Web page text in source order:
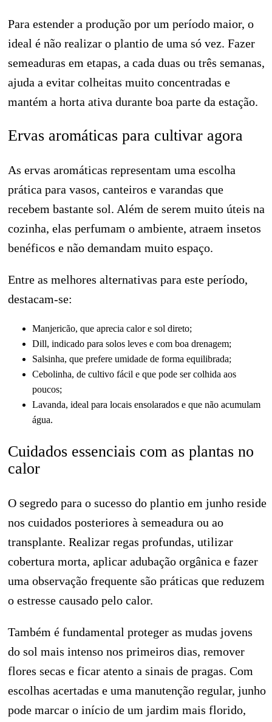
Para estender a produção por um período maior, o
ideal é não realizar o plantio de uma só vez. Fazer
semeaduras em etapas, a cada duas ou três semanas,
ajuda a evitar colheitas muito concentradas e
mantém a horta ativa durante boa parte da estação.
Ervas aromáticas para cultivar agora
As ervas aromáticas representam uma escolha
prática para vasos, canteiros e varandas que
recebem bastante sol. Além de serem muito úteis na
cozinha, elas perfumam o ambiente, atraem insetos
benéficos e não demandam muito espaço.
Entre as melhores alternativas para este período,
destacam-se:
Manjericão, que aprecia calor e sol direto;
Dill, indicado para solos leves e com boa drenagem;
Salsinha, que prefere umidade de forma equilibrada;
Cebolinha, de cultivo fácil e que pode ser colhida aos
poucos;
Lavanda, ideal para locais ensolarados e que não acumulam
água.
Cuidados essenciais com as plantas no
calor
O segredo para o sucesso do plantio em junho reside
nos cuidados posteriores à semeadura ou ao
transplante. Realizar regas profundas, utilizar
cobertura morta, aplicar adubação orgânica e fazer
uma observação frequente são práticas que reduzem
o estresse causado pelo calor.
Também é fundamental proteger as mudas jovens
do sol mais intenso nos primeiros dias, remover
flores secas e ficar atento a sinais de pragas. Com
escolhas acertadas e uma manutenção regular, junho
pode marcar o início de um jardim mais florido,